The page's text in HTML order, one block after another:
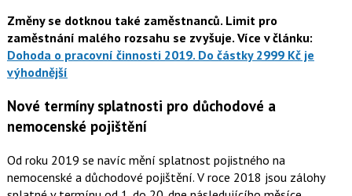
Změny se dotknou také zaměstnanců. Limit pro
zaměstnání malého rozsahu se zvyšuje. Více v článku:
Dohoda o pracovní činnosti 2019. Do částky 2999 Kč je
výhodnější
Nové termíny splatnosti pro důchodové a
nemocenské pojištění
Od roku 2019 se navíc mění splatnost pojistného na
nemocenské a důchodové pojištění. V roce 2018 jsou zálohy